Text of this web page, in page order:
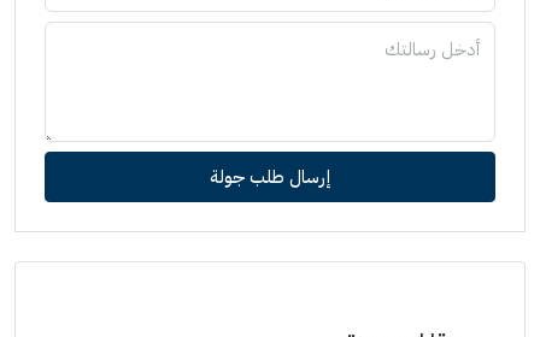
إرسال طلب جولة